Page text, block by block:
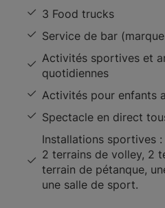
3 Food trucks
Service de bar
Activités sportives et
quotidiennes
Activités pour enfants
Spectacle en direct
Installations sportives
2 terrains de volley, 2
terrain de pétanque,
une salle de sport.